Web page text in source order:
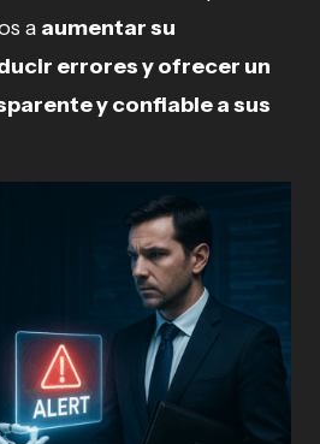
a aumentar su
errores y ofrecer un
y confiable a sus